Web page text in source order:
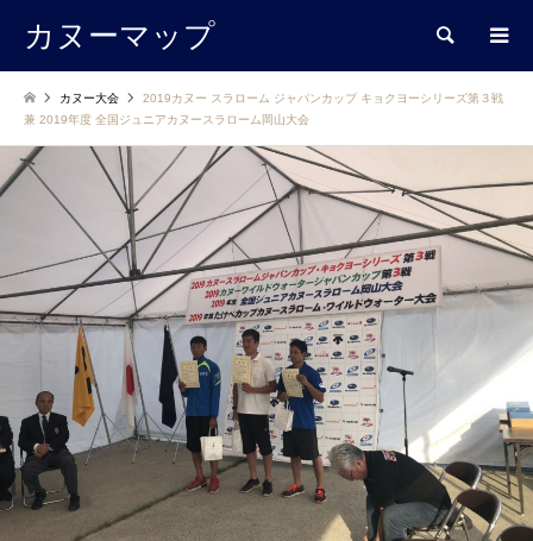
カヌーマップ 検索
カヌー大会
2019カヌー スラローム ジャパンカップ キョクヨーシリーズ第３戦
兼 2019年度 全国ジュニアカヌースラローム岡山大会